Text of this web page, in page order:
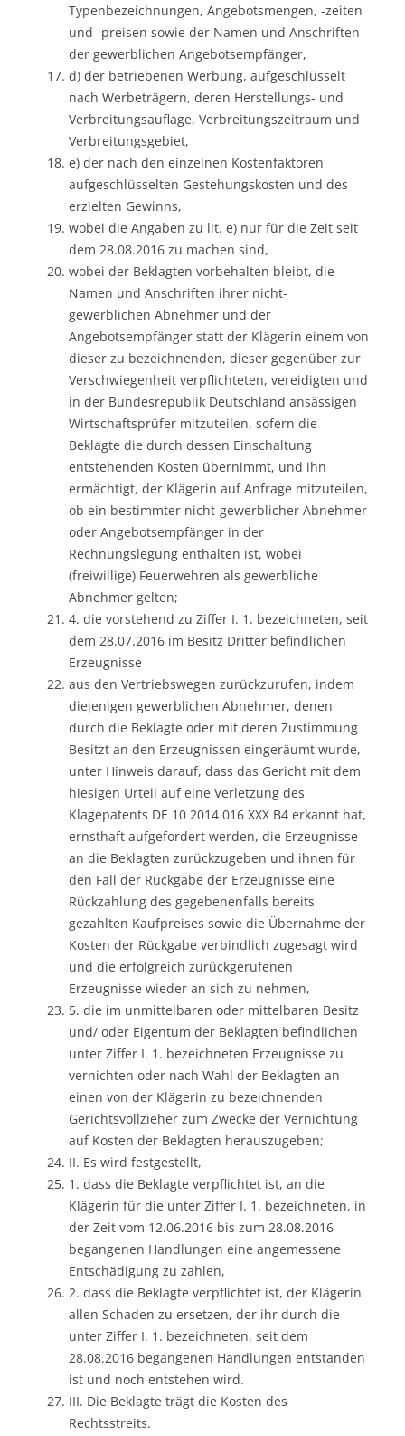
Typenbezeichnungen, Angebotsmengen, -zeiten
und -preisen sowie der Namen und Anschriften
der gewerblichen Angebotsempfänger,
d) der betriebenen Werbung, aufgeschlüsselt
nach Werbeträgern, deren Herstellungs- und
Verbreitungsauflage, Verbreitungszeitraum und
Verbreitungsgebiet,
e) der nach den einzelnen Kostenfaktoren
aufgeschlüsselten Gestehungskosten und des
erzielten Gewinns,
wobei die Angaben zu lit. e) nur für die Zeit seit
dem 28.08.2016 zu machen sind,
wobei der Beklagten vorbehalten bleibt, die
Namen und Anschriften ihrer nicht-
gewerblichen Abnehmer und der
Angebotsempfänger statt der Klägerin einem von
dieser zu bezeichnenden, dieser gegenüber zur
Verschwiegenheit verpflichteten, vereidigten und
in der Bundesrepublik Deutschland ansässigen
Wirtschaftsprüfer mitzuteilen, sofern die
Beklagte die durch dessen Einschaltung
entstehenden Kosten übernimmt, und ihn
ermächtigt, der Klägerin auf Anfrage mitzuteilen,
ob ein bestimmter nicht-gewerblicher Abnehmer
oder Angebotsempfänger in der
Rechnungslegung enthalten ist, wobei
(freiwillige) Feuerwehren als gewerbliche
Abnehmer gelten;
4. die vorstehend zu Ziffer I. 1. bezeichneten, seit
dem 28.07.2016 im Besitz Dritter befindlichen
Erzeugnisse
aus den Vertriebswegen zurückzurufen, indem
diejenigen gewerblichen Abnehmer, denen
durch die Beklagte oder mit deren Zustimmung
Besitzt an den Erzeugnissen eingeräumt wurde,
unter Hinweis darauf, dass das Gericht mit dem
hiesigen Urteil auf eine Verletzung des
Klagepatents DE 10 2014 016 XXX B4 erkannt hat,
ernsthaft aufgefordert werden, die Erzeugnisse
an die Beklagten zurückzugeben und ihnen für
den Fall der Rückgabe der Erzeugnisse eine
Rückzahlung des gegebenenfalls bereits
gezahlten Kaufpreises sowie die Übernahme der
Kosten der Rückgabe verbindlich zugesagt wird
und die erfolgreich zurückgerufenen
Erzeugnisse wieder an sich zu nehmen,
5. die im unmittelbaren oder mittelbaren Besitz
und/ oder Eigentum der Beklagten befindlichen
unter Ziffer I. 1. bezeichneten Erzeugnisse zu
vernichten oder nach Wahl der Beklagten an
einen von der Klägerin zu bezeichnenden
Gerichtsvollzieher zum Zwecke der Vernichtung
auf Kosten der Beklagten herauszugeben;
II. Es wird festgestellt,
1. dass die Beklagte verpflichtet ist, an die
Klägerin für die unter Ziffer I. 1. bezeichneten, in
der Zeit vom 12.06.2016 bis zum 28.08.2016
begangenen Handlungen eine angemessene
Entschädigung zu zahlen,
2. dass die Beklagte verpflichtet ist, der Klägerin
allen Schaden zu ersetzen, der ihr durch die
unter Ziffer I. 1. bezeichneten, seit dem
28.08.2016 begangenen Handlungen entstanden
ist und noch entstehen wird.
III. Die Beklagte trägt die Kosten des
Rechtsstreits.